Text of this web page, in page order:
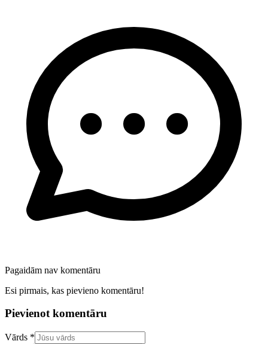
Pagaidām nav komentāru
Esi pirmais, kas pievieno komentāru!
Pievienot komentāru
Confirm your email address
Vārds *